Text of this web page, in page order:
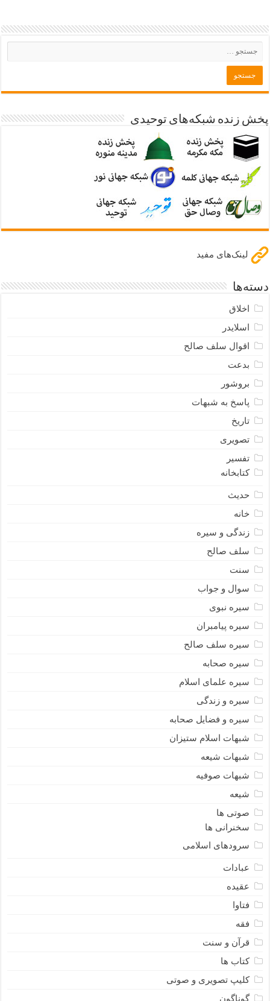
پخش زنده شبکه‌های توحیدی
لینک‌های مفید
دسته‌ها
اخلاق
اسلایدر
اقوال سلف صالح
بدعت
بروشور
پاسخ به شبهات
تاریخ
تصویری
تفسیر
کتابخانه
حدیث
خانه
زندگی و سیره
سلف صالح
سنت
سوال و جواب
سیره نبوى
سیره پیامبران
سیره سلف صالح
سیره صحابه
سیره علمای اسلام
سیره و زندگی
سیره و فضایل صحابه
شبهات اسلام ستیزان
شبهات شیعه
شبهات صوفیه
شیعه
صوتی ها
سخنرانی ها
سرودهای اسلامی
عبادات
عقیده
فتاوا
فقه
قرآن و سنت
کتاب ها
کلیپ تصویری و صوتی
گوناگون